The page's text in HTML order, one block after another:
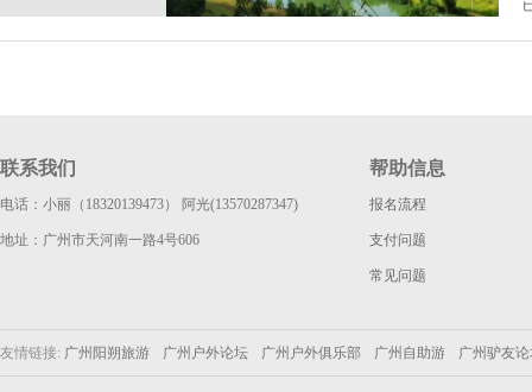
联系我们
电话：小丽（18320139473） 阿光(13570287347)
地址：广州市天河南一路4号606
帮助信息
报名流程
支付问题
常见问题
友情链接: 广州阳朔旅游 广州户外论坛 广州户外俱乐部 广州自助游 广州驴友